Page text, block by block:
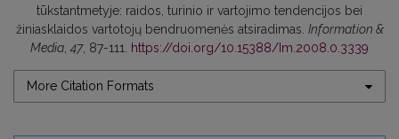
tūkstantmetyje: raidos, turinio ir vartojimo tendencijos bei
žiniasklaidos vartotojų bendruomenės atsiradimas. Information &
Media ,47, 87-111. https://doi.org/10.15388/Im.2008.0.3339
More Citation Formats